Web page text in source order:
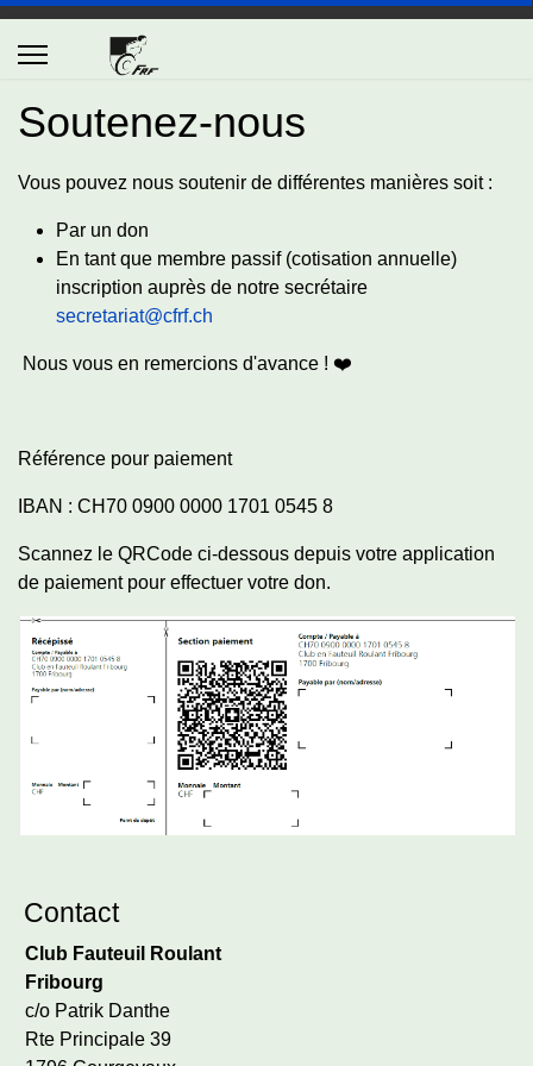
Soutenez-nous
Vous pouvez nous soutenir de différentes manières soit :
Par un don
En tant que membre passif (cotisation annuelle)
inscription auprès de notre secrétaire
secretariat@cfrf.ch
Nous vous en remercions d'avance ! ❤️
Référence pour paiement
IBAN : CH70 0900 0000 1701 0545 8
Scannez le QRCode ci-dessous depuis votre application
de paiement pour effectuer votre don.
Contact
Club Fauteuil Roulant
Fribourg
c/o Patrik Danthe
Rte Principale 39